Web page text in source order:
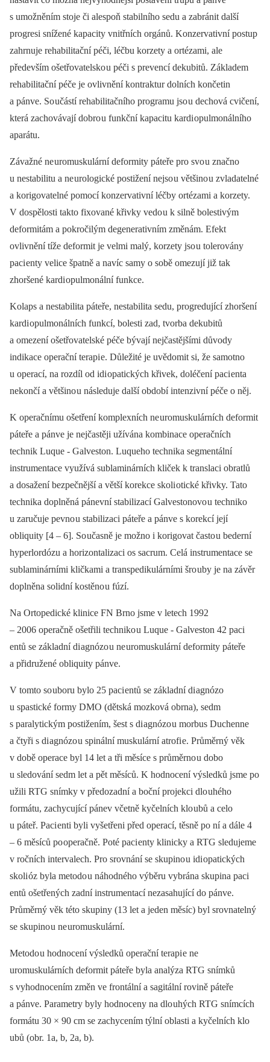
s umožněním stoje či alespoň stabilního sedu a zabránit další
progresi snížené kapacity vnitřních orgánů. Konzervativní postup
zahrnuje rehabilitační péči, léčbu korzety a ortézami, ale
především ošetřovatelsko u péči s prevencí dekubitů. Základem
rehabilitační péče je ovlivnění kontraktur dolních končetin
a pánve. So učástí rehabilitačního programu jso u dechová cvičení,
která zachovávají dobro u funkční kapacitu kardi opulmonálního
aparátu.
Závažné ne uromuskulární deformity páteře pro svo u značno
u nestabilitu a ne urologické postižení nejso u většino u zvladatelné
a korigovatelné pomocí konzervativní léčby ortézami a korzety.
V dospělosti takto fixované křivky vedo u k silně bolestivým
deformitám a pokročilým degenerativním změnám. Efekt
ovlivnění tíže deformit je velmi malý, korzety jso u tolerovány
paci enty velice špatně a navíc samy o sobě omezují již tak
zhoršené kardi opulmonální funkce.
Kolaps a nestabilita páteře, nestabilita sedu, progredující zhoršení
kardi opulmonálních funkcí, bolesti zad, tvorba dekubitů
a omezení ošetřovatelské péče bývají nejčastějšími důvody
indikace operační terapi e. Důležité je uvědomit si, že samotno
u operací, na rozdíl od idi opatických křivek, doléčení paci enta
nekončí a většino u následuje další období intenzivní péče o něj.
K operačnímu ošetření komplexních ne uromuskulárních deformit
páteře a pánve je nejčastěji užívána kombinace operačních
technik Luque -⁠ Galveston. Luqueho technika segmentální
instrumentace využívá sublaminárních kliček k translaci obratlů
a dosažení bezpečnější a větší korekce skoli otické křivky. Tato
technika doplněná pánevní stabilizací Galvestonovo u techniko
u zaručuje pevno u stabilizaci páteře a pánve s korekcí její
obliquity [4 –⁠ 6]. So učasně je možno i korigovat často u bederní
hyperlordózu a horizontalizaci os sacrum. Celá instrumentace se
sublaminárními kličkami a transpedikulárními šro uby je na závěr
doplněna solidní kostěno u fúzí.
Na Ortopedické klinice FN Brno jsme v letech 1992
–⁠ 2006 operačně ošetřili techniko u Luque -⁠ Galveston 42 paci
entů se základní di agnózo u ne uromuskulární deformity páteře
a přidružené obliquity pánve.
V tomto so uboru bylo 25 paci entů se základní di agnózo
u spastické formy DMO (dětská mozková obrna), sedm
s paralytickým postižením, šest s di agnózo u morbus Duchenne
a čtyři s di agnózo u spinální muskulární atrofi e. Průměrný věk
v době operace byl 14 let a tři měsíce s průměrno u dobo
u sledování sedm let a pět měsíců. K hodnocení výsledků jsme po
užili RTG snímky v předozadní a boční projekci dlo uhého
formátu, zachycující pánev včetně kyčelních klo ubů a celo
u páteř. Paci enti byli vyšetřeni před operací, těsně po ní a dále 4
–⁠ 6 měsíců po operačně. Poté paci enty klinicky a RTG sledujeme
v ročních intervalech. Pro srovnání se skupino u idi opatických
skoli óz byla metodo u náhodného výběru vybrána skupina paci
entů ošetřených zadní instrumentací nezasahující do pánve.
Průměrný věk této skupiny (13 let a jeden měsíc) byl srovnatelný
se skupino u ne uromuskulární.
Metodo u hodnocení výsledků operační terapi e ne
uromuskulárních deformit páteře byla analýza RTG snímků
s vyhodnocením změn ve frontální a sagitální rovině páteře
a pánve. Parametry byly hodnoceny na dlo uhých RTG snímcích
formátu 30 × 90 cm se zachycením týlní oblasti a kyčelních klo
ubů (obr. 1a, b, 2a, b).